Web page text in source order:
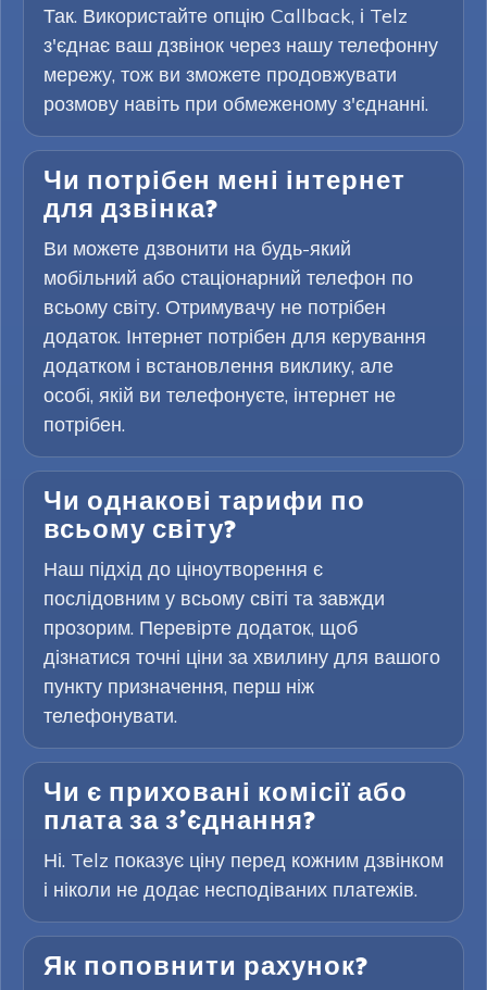
Так. Використайте опцію Callback, і Telz
з'єднає ваш дзвінок через нашу телефонну
мережу, тож ви зможете продовжувати
розмову навіть при обмеженому з'єднанні.
Чи потрібен мені інтернет
для дзвінка?
Ви можете дзвонити на будь-який
мобільний або стаціонарний телефон по
всьому світу. Отримувачу не потрібен
додаток. Інтернет потрібен для керування
додатком і встановлення виклику, але
особі, якій ви телефонуєте, інтернет не
потрібен.
Чи однакові тарифи по
всьому світу?
Наш підхід до ціноутворення є
послідовним у всьому світі та завжди
прозорим. Перевірте додаток, щоб
дізнатися точні ціни за хвилину для вашого
пункту призначення, перш ніж
телефонувати.
Чи є приховані комісії або
плата за з’єднання?
Ні. Telz показує ціну перед кожним дзвінком
і ніколи не додає несподіваних платежів.
Як поповнити рахунок?